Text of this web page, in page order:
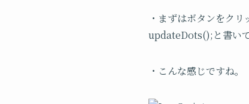
・まずはボタンをク
updateDots();と書いて
・こんな感じですね。